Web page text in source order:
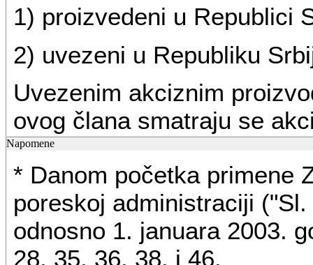
1) proizvedeni u Republici
2) uvezeni u Republiku
Uvezenim akciznim
ovog člana smatraju se
skladu sa carinskim,
Napomene
* Danom početka primene
poreskoj administraciji
odnosno 1. januara 2003.
28, 35, 36, 38. i 46.